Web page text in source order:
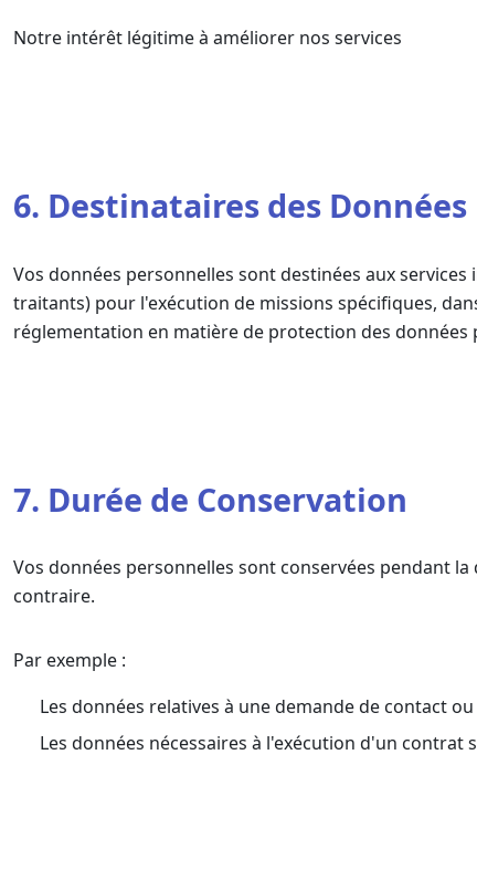
Notre intérêt légitime à améliorer nos services
6. Destinataires des Données
Vos données personnelles sont destinées aux
traitants) pour l'exécution de missions spécifiques,
réglementation en matière de protection des données
7. Durée de Conservation
Vos données personnelles sont conservées pendant
contraire.
Par exemple :
Les données relatives à une demande de contact
Les données nécessaires à l'exécution d'un